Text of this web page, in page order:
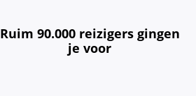
Ruim 90.000 reizigers gingen
je voor